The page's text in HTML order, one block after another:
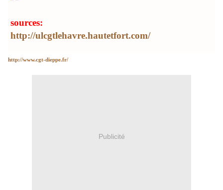
sources:
http://ulcgtlehavre.hautetfort.com/
http://www.cgt-dieppe.fr/
Publicité